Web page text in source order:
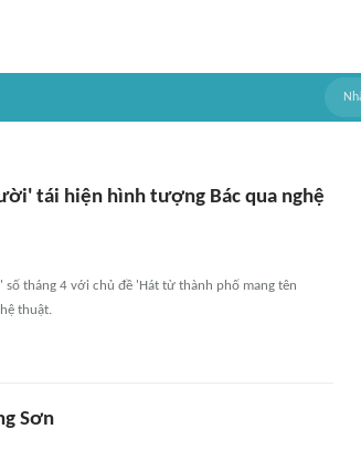
tái hiện hình tượng Bác qua nghệ
tháng 4 với chủ đề 'Hát từ thành phố mang tên
thuật.
Sơn